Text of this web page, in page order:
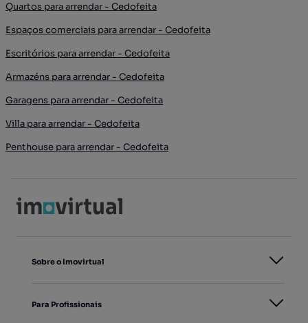
Quartos para arrendar - Cedofeita
Espaços comerciais para arrendar - Cedofeita
Escritórios para arrendar - Cedofeita
Armazéns para arrendar - Cedofeita
Garagens para arrendar - Cedofeita
Villa para arrendar - Cedofeita
Penthouse para arrendar - Cedofeita
Sobre o Imovirtual
Para Profissionais